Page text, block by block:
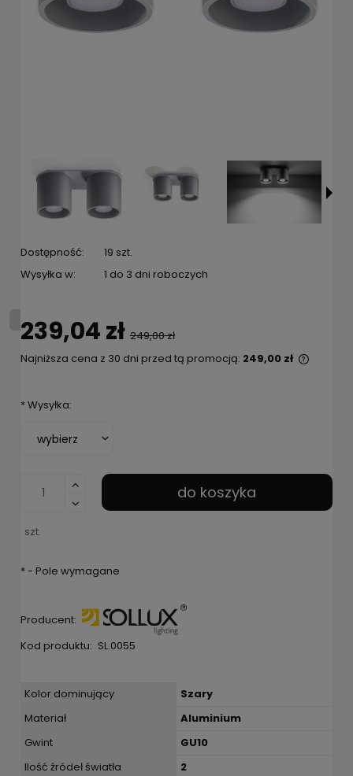
Dostępność:
19 szt.
Wysyłka w:
1 do 3 dni roboczych
239,04 zł 249,00 zł
Najniższa cena z 30 dni przed tą promocją: 249,00 zł
*Wysyłka:
szt.
do koszyka
*- Pole wymagane
Producent:
Kod produktu: SL.0055
Kolor dominujący
Szary
Materiał
Aluminium
Gwint
GU10
Ilość źródeł światła
2